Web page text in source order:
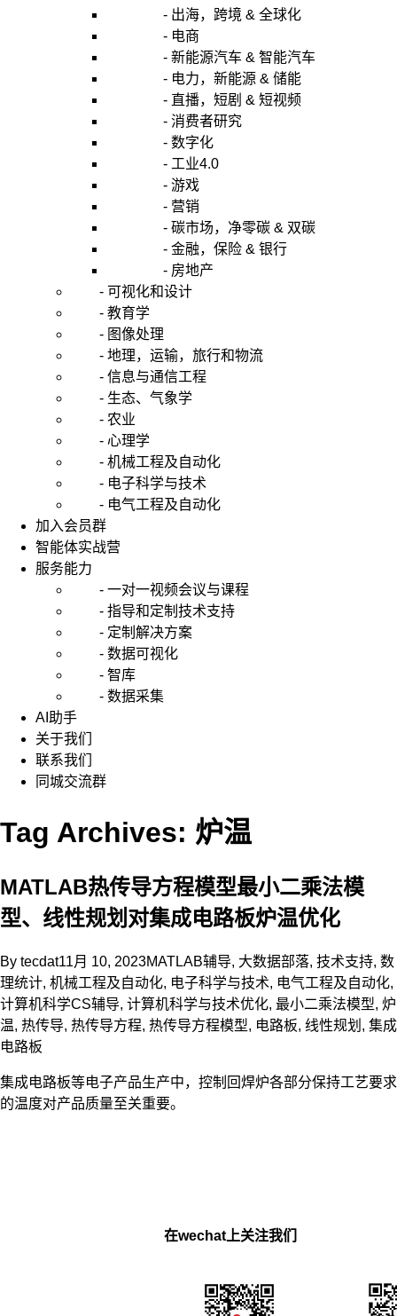
- 出海，跨境 & 全球化
- 电商
- 新能源汽车 & 智能汽车
- 电力，新能源 & 储能
- 直播，短剧 & 短视频
- 消费者研究
- 数字化
- 工业4.0
- 游戏
- 营销
- 碳市场，净零碳 & 双碳
- 金融，保险 & 银行
- 房地产
- 可视化和设计
- 教育学
- 图像处理
- 地理，运输，旅行和物流
- 信息与通信工程
- 生态、气象学
- 农业
- 心理学
- 机械工程及自动化
- 电子科学与技术
- 电气工程及自动化
加入会员群
智能体实战营
服务能力
- 一对一视频会议与课程
- 指导和定制技术支持
- 定制解决方案
- 数据可视化
- 智库
- 数据采集
AI助手
关于我们
联系我们
同城交流群
Tag Archives: 炉温
MATLAB热传导方程模型最小二乘法模
型、线性规划对集成电路板炉温优化
By tecdat11月 10, 2023MATLAB辅导, 大数据部落, 技术支持, 数
理统计, 机械工程及自动化, 电子科学与技术, 电气工程及自动化,
计算机科学CS辅导, 计算机科学与技术优化, 最小二乘法模型, 炉
温, 热传导, 热传导方程, 热传导方程模型, 电路板, 线性规划 , 集成
电路板
集成电路板等电子产品生产中，控制回焊炉各部分保持工艺要求
的温度对产品质量至关重要。
在wechat上关注我们